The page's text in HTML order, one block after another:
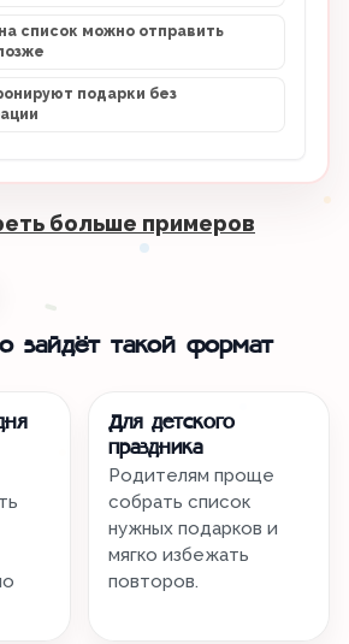
список можно отправить
подарки без
больше примеров
зайдёт такой формат
Для детского
праздника
Родителям проще
собрать список
нужных подарков и
мягко избежать
повторов.